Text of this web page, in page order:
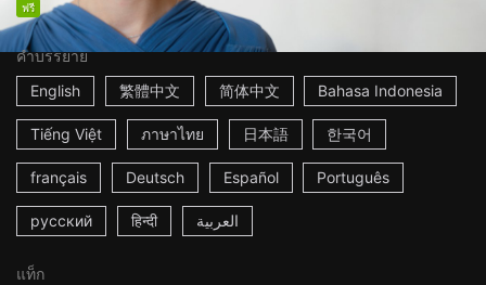
ฟรี
คำบรรยาย
English
繁體中文 简体中文 Bahasa Indonesia
Tiếng Việt ภาษาไทย 日本語 한국어
français Deutsch Español Português
русский हिन्दी العربية
แท็ก